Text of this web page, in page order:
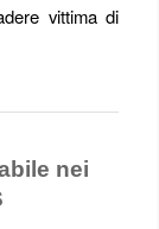
vittima di
nei